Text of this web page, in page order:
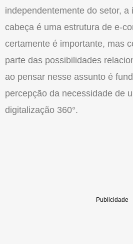
independentemente do setor, a
cabeça é uma estrutura de e-
certamente é importante, mas
parte das possibilidades
ao pensar nesse assunto é
percepção da necessidade de
digitalização 360°.